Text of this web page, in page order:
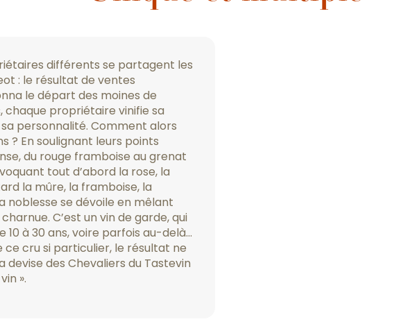
différents se partagent les
: le résultat de ventes
le départ des moines de
chaque propriétaire vinifie sa
personnalité. Comment alors
? En soulignant leurs points
du rouge framboise au grenat
tout d’abord la rose, la
la mûre, la framboise, la
noblesse se dévoile en mêlant
C’est un vin de garde, qui
à 30 ans, voire parfois au-delà…
ce cru si particulier, le résultat ne
des Chevaliers du Tastevin
».